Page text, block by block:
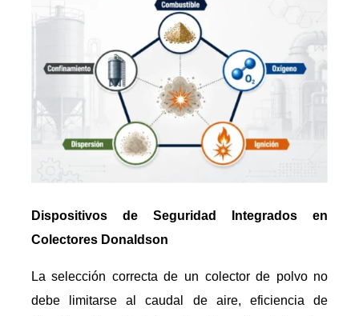
Dispositivos de Seguridad Integrados en
Colectores Donaldson
La selección correcta de un colector de polvo no
debe limitarse al caudal de aire, eficiencia de